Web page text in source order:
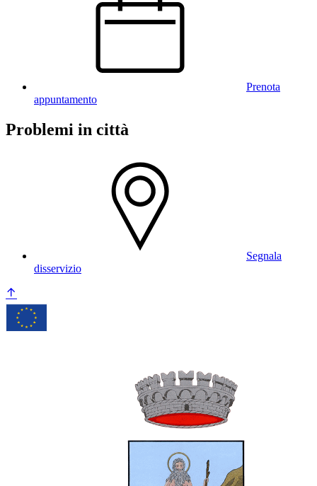
Prenota
appuntamento
Problemi in città
Segnala
disservizio